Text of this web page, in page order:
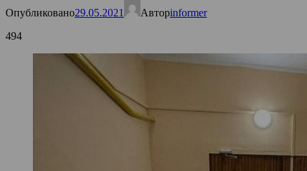
Опубликовано29.05.2021 Авторinformer
494